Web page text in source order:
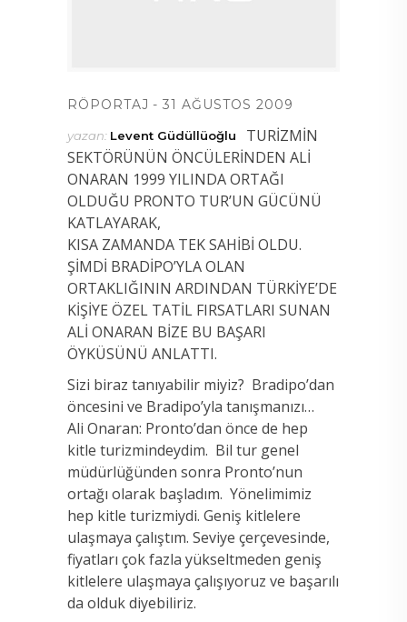
RÖPORTAJ 31 AĞUSTOS 2009
yazan: Levent Güdüllüoğlu
TURİZMİN
SEKTÖRÜNÜN ÖNCÜLERİNDEN ALİ
ONARAN 1999 YILINDA ORTAĞI
OLDUĞU PRONTO TUR’UN GÜCÜNÜ
KATLAYARAK,
KISA ZAMANDA TEK SAHİBİ OLDU.
ŞİMDİ BRADİPO’YLA OLAN
ORTAKLIĞININ ARDINDAN TÜRKİYE’DE
KİŞİYE ÖZEL TATİL FIRSATLARI SUNAN
ALİ ONARAN BİZE BU BAŞARI
ÖYKÜSÜNÜ ANLATTI.
Sizi biraz tanıyabilir miyiz? Bradipo’dan
öncesini ve Bradipo’yla tanışmanızı…
Ali Onaran: Pronto’dan önce de hep
kitle turizmindeydim. Bil tur genel
müdürlüğünden sonra Pronto’nun
ortağı olarak başladım. Yönelimimiz
hep kitle turizmiydi. Geniş kitlelere
ulaşmaya çalıştım. Seviye çerçevesinde,
fiyatları çok fazla yükseltmeden geniş
kitlelere ulaşmaya çalışıyoruz ve başarılı
da olduk diyebiliriz.